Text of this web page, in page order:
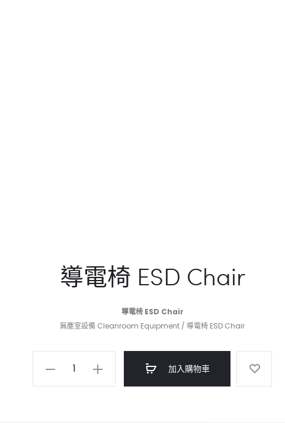
導電椅 ESD Chair
導電椅 ESD Chair
無塵室設備 Cleanroom Equipment / 導電椅 ESD Chair
加入購物車